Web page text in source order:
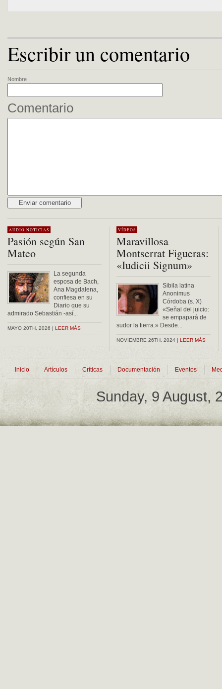
Escribir un comentario
Nombre
Comentario
AUDIO NOTICIAS
Pasión según San
Mateo
La segunda
esposa de Bach,
Ana Magdalena,
confiesa en su
Diario que su
admirado Sebastián -así...
MAYO 20TH, 2026 | LEER MÁS
VÍDEOS
Maravillosa
Montserrat Figueras:
«Iudicii Signum»
Sibila latina
Anonimus
Córdoba (s. X)
«Señal del juicio:
se empapará de
sudor la tierra.» Desde...
NOVIEMBRE 26TH, 2024 | LEER MÁS
Inicio Artículos Críticas Documentación Eventos
Sunday, 9 August,